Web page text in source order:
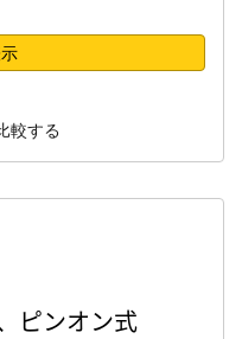
較する
ピンオン式